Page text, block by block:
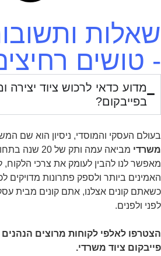
שאלות
- טושים
מדוע כדאי לרכוש ציוד יצירה
בפייבקום?
בעולם העסקי והמוסדי, ניסיון הוא שם
משרדי
מביאה עמה ותק
מאפשר לנו להבין לעומק את צרכי
האמינים ביותר ולספק פתרונות מדויקים
כשאתם קונים אצלנו, אתם קונים מבית
לפני ולפנים.
הצטרפו לאלפי לקוחות מרוצים הנהנים
פייבקום ציוד משרדי.